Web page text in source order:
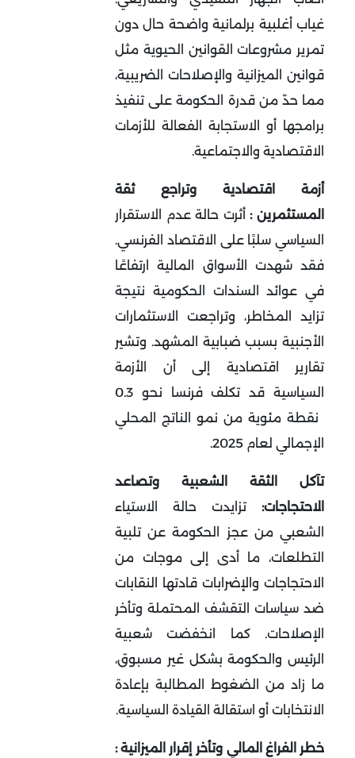
غياب أغلبية برلمانية واضحة حال دون
تمرير مشروعات القوانين الحيوية مثل
قوانين الميزانية والإصلاحات الضريبية،
مما حدّ من قدرة الحكومة على تنفيذ
برامجها أو الاستجابة الفعالة للأزمات
الاقتصادية والاجتماعية.
أزمة اقتصادية وتراجع ثقة
المستثمرين :أثرت حالة عدم الاستقرار
السياسي سلبًا على الاقتصاد الفرنسي.
فقد شهدت الأسواق المالية ارتفاعًا
في عوائد السندات الحكومية نتيجة
تزايد المخاطر، وتراجعت الاستثمارات
الأجنبية بسبب ضبابية المشهد. وتشير
تقارير اقتصادية إلى أن الأزمة
السياسية قد تكلف فرنسا نحو 0.3
نقطة مئوية من نمو الناتج المحلي
الإجمالي لعام 2025
.
تآكل الثقة الشعبية وتصاعد
الاحتجاجات: تزايدت حالة الاستياء
الشعبي من عجز الحكومة عن تلبية
التطلعات، ما أدى إلى موجات من
الاحتجاجات والإضرابات قادتها النقابات
ضد سياسات التقشف المحتملة وتأخر
الإصلاحات. كما انخفضت شعبية
الرئيس والحكومة بشكل غير مسبوق،
ما زاد من الضغوط المطالبة بإعادة
الانتخابات أو استقالة القيادة السياسية.
خطر الفراغ المالي وتأخر إقرار الميزانية :